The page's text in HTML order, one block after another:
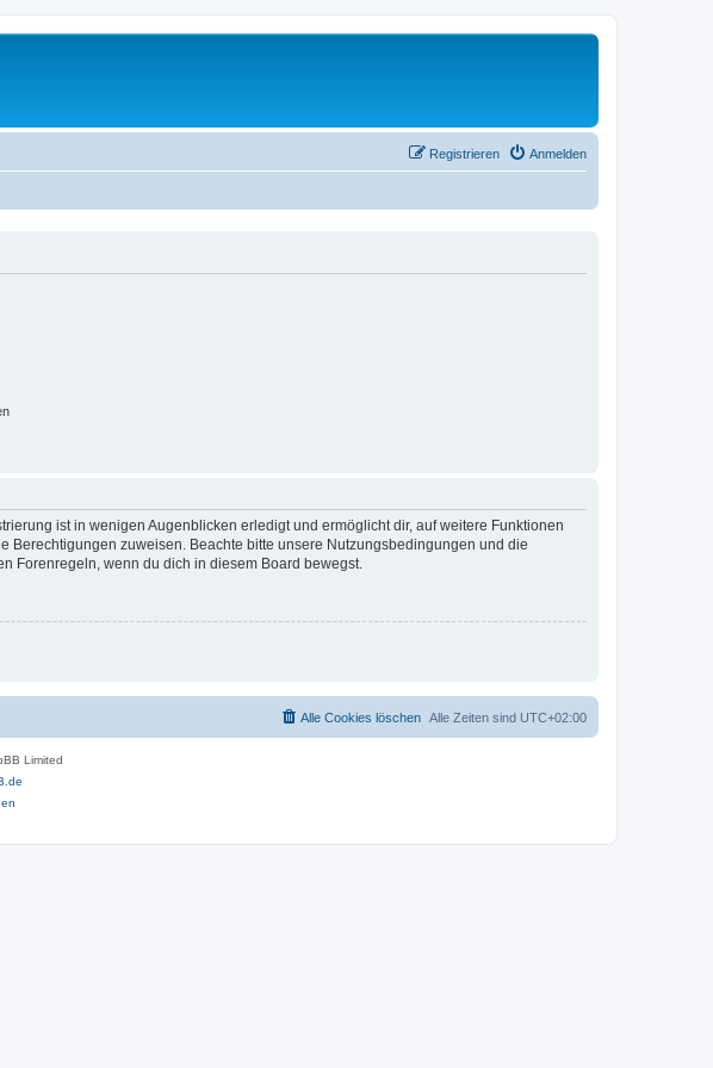
Anmelden
Registrieren
ist in wenigen Augenblicken erledigt und ermöglicht dir, auf weitere Funktionen
zuweisen. Beachte bitte unsere Nutzungsbedingungen und die
Forenregeln, wenn du dich in diesem Board bewegst.
Alle Zeiten sind UTC+02:00
Alle Cookies löschen
Limited